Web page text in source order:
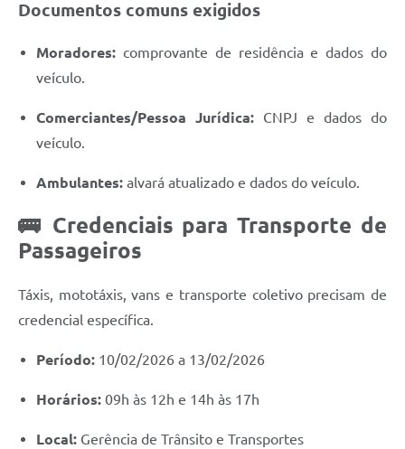
Documentos comuns exigidos
Moradores: comprovante de residência e dados do
veículo.
Comerciantes/Pessoa Jurídica: CNPJ e dados do
veículo.
Ambulantes: alvará atualizado e dados do veículo.
🚌 Credenciais para Transporte de
Passageiros
Táxis, mototáxis, vans e transporte coletivo precisam de
credencial específica.
Período: 10/02/2026 a 13/02/2026
Horários: 09h às 12h e 14h às 17h
Local: Gerência de Trânsito e Transportes